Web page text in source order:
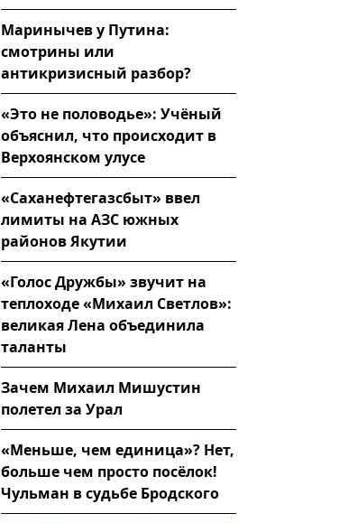
Маринычев у Путина:
смотрины или
антикризисный разбор?
«Это не половодье»: Учёный
объяснил, что происходит в
Верхоянском улусе
«Саханефтегазсбыт» ввел
лимиты на АЗС южных
районов Якутии
«Голос Дружбы» звучит на
теплоходе «Михаил Светлов»:
великая Лена объединила
таланты
Зачем Михаил Мишустин
полетел за Урал
«Меньше, чем единица»? Нет,
больше чем просто посёлок!
Чульман в судьбе Бродского